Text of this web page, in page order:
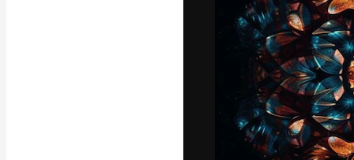
La plataforma
trabajo. Más
entre
estudios.
Español